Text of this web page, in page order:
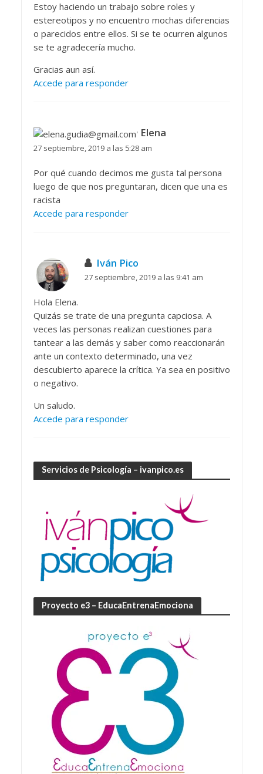
Estoy haciendo un trabajo sobre roles y
estereotipos y no encuentro mochas diferencias
o parecidos entre ellos. Si se te ocurren algunos
se te agradecería mucho.
Gracias aun así.
Accede para responder
Elena
27 septiembre, 2019 a las 5:28 am
Por qué cuando decimos me gusta tal persona
luego de que nos preguntaran, dicen que una es
racista
Accede para responder
Iván Pico
27 septiembre, 2019 a las 9:41 am
Hola Elena.
Quizás se trate de una pregunta capciosa. A
veces las personas realizan cuestiones para
tantear a las demás y saber como reaccionarán
ante un contexto determinado, una vez
descubierto aparece la crítica. Ya sea en positivo
o negativo.
Un saludo.
Accede para responder
Servicios de Psicología – ivanpico.es
Proyecto e3 – EducaEntrenaEmociona